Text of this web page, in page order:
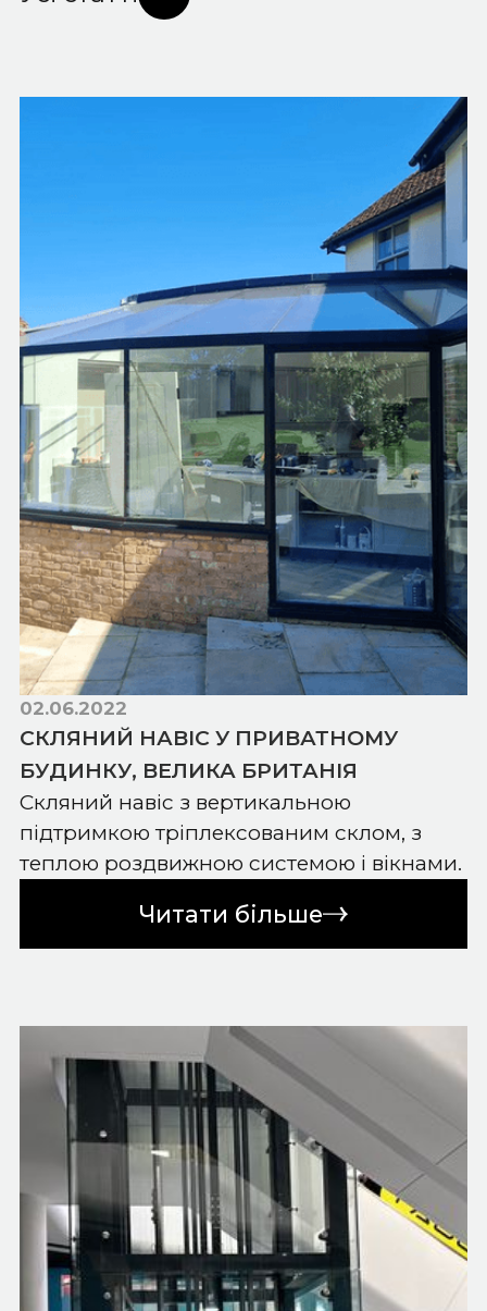
02.06.2022
СКЛЯНИЙ НАВІС У ПРИВАТНОМУ
БУДИНКУ, ВЕЛИКА БРИТАНІЯ
Скляний навіс з вертикальною
підтримкою тріплексованим склом, з
теплою роздвижною системою і вікнами.
Читати більше